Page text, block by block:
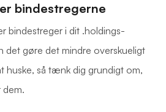
bindestregerne
bindestreger i dit .holdings-
det gøre det mindre overskueligt
huske, så tænk dig grundigt om,